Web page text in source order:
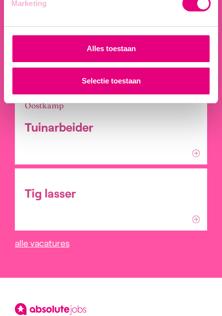
Marketing
Alles toestaan
Selectie toestaan
alle vacatures
Hooglede
KRAANMAN
Oostkamp
Tuinarbeider
Tig lasser